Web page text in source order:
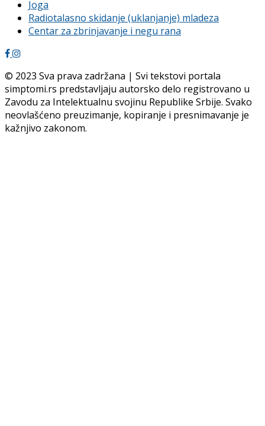
Joga
Radiotalasno skidanje (uklanjanje) mladeza
Centar za zbrinjavanje i negu rana
© 2023 Sva prava zadržana | Svi tekstovi portala
simptomi.rs predstavljaju autorsko delo registrovano u
Zavodu za Intelektualnu svojinu Republike Srbije. Svako
neovlašćeno preuzimanje, kopiranje i presnimavanje je
kažnjivo zakonom.